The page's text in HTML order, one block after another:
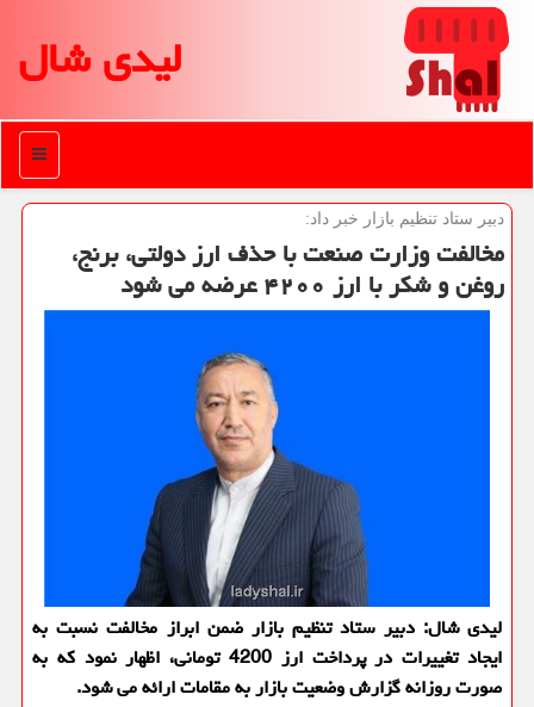
لیدی شال
منو
دبیر ستاد تنظیم بازار خبر داد:
مخالفت وزارت صنعت با حذف ارز دولتی، برنج،
روغن و شكر با ارز ۴۲۰۰ عرضه می شود
لیدی شال: دبیر ستاد تنظیم بازار ضمن ابراز مخالفت نسبت به
ایجاد تغییرات در پرداخت ارز 4200 تومانی، اظهار نمود كه به
صورت روزانه گزارش وضعیت بازار به مقامات ارائه می شود.